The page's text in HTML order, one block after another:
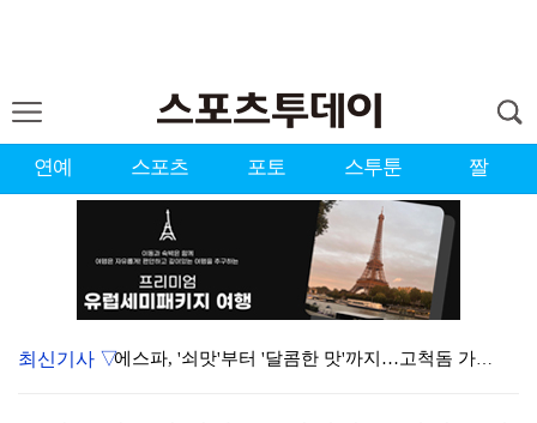
연예 스포츠 포토 스투툰 짤
에스파, '쇠맛'부터 '달콤한 맛'까지…고척돔 가득 채…
최신기사 ▽